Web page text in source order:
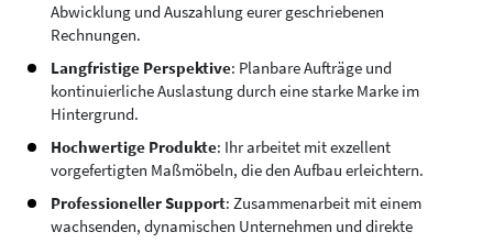
Abwicklung und Auszahlung eurer geschriebenen
Rechnungen.
Langfristige Perspektive: Planbare Aufträge und
kontinuierliche Auslastung durch eine starke Marke im
Hintergrund.
Hochwertige Produkte: Ihr arbeitet mit exzellent
vorgefertigten Maßmöbeln, die den Aufbau erleichtern.
Professioneller Support: Zusammenarbeit mit einem
wachsenden, dynamischen Unternehmen und direkte